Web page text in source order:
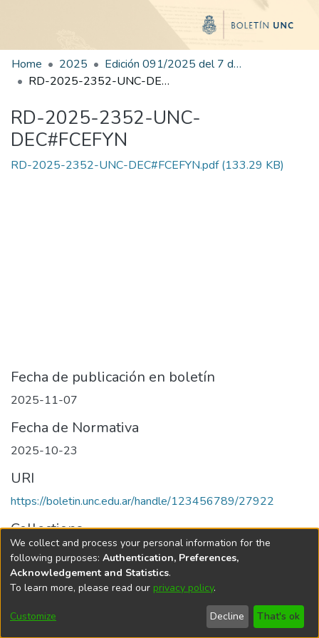
Home 2025
Edición 091/2025 del 7 de noviembre de 2025
RD-2025-2352-UNC-DEC#FCEFYN
RD-2025-2352-UNC-
DEC#FCEFYN
RD-2025-2352-UNC-DEC#FCEFYN.pdf(133.29 KB)
Fecha de publicación en boletín
2025-11-07
Fecha de Normativa
2025-10-23
URI
https://boletin.unc.edu.ar/handle/123456789/27922
Collections
Edición 091/2025 del 7 de noviembre de 2025
Universidad Nacional de Córdoba
We collect and process your personal information for the
following purposes: Authentication, Preferences,
Acknowledgement and Statistics.
To learn more, please read our privacy policy.
Customize Decline That's ok